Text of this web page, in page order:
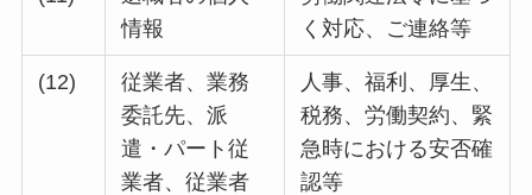
情報
く対応、ご連絡等
(12)
従業者、業務
委託先、派
遣・パート従
業者、従業者
人事、福利、厚生、
税務、労働契約、緊
急時における安否確
認等